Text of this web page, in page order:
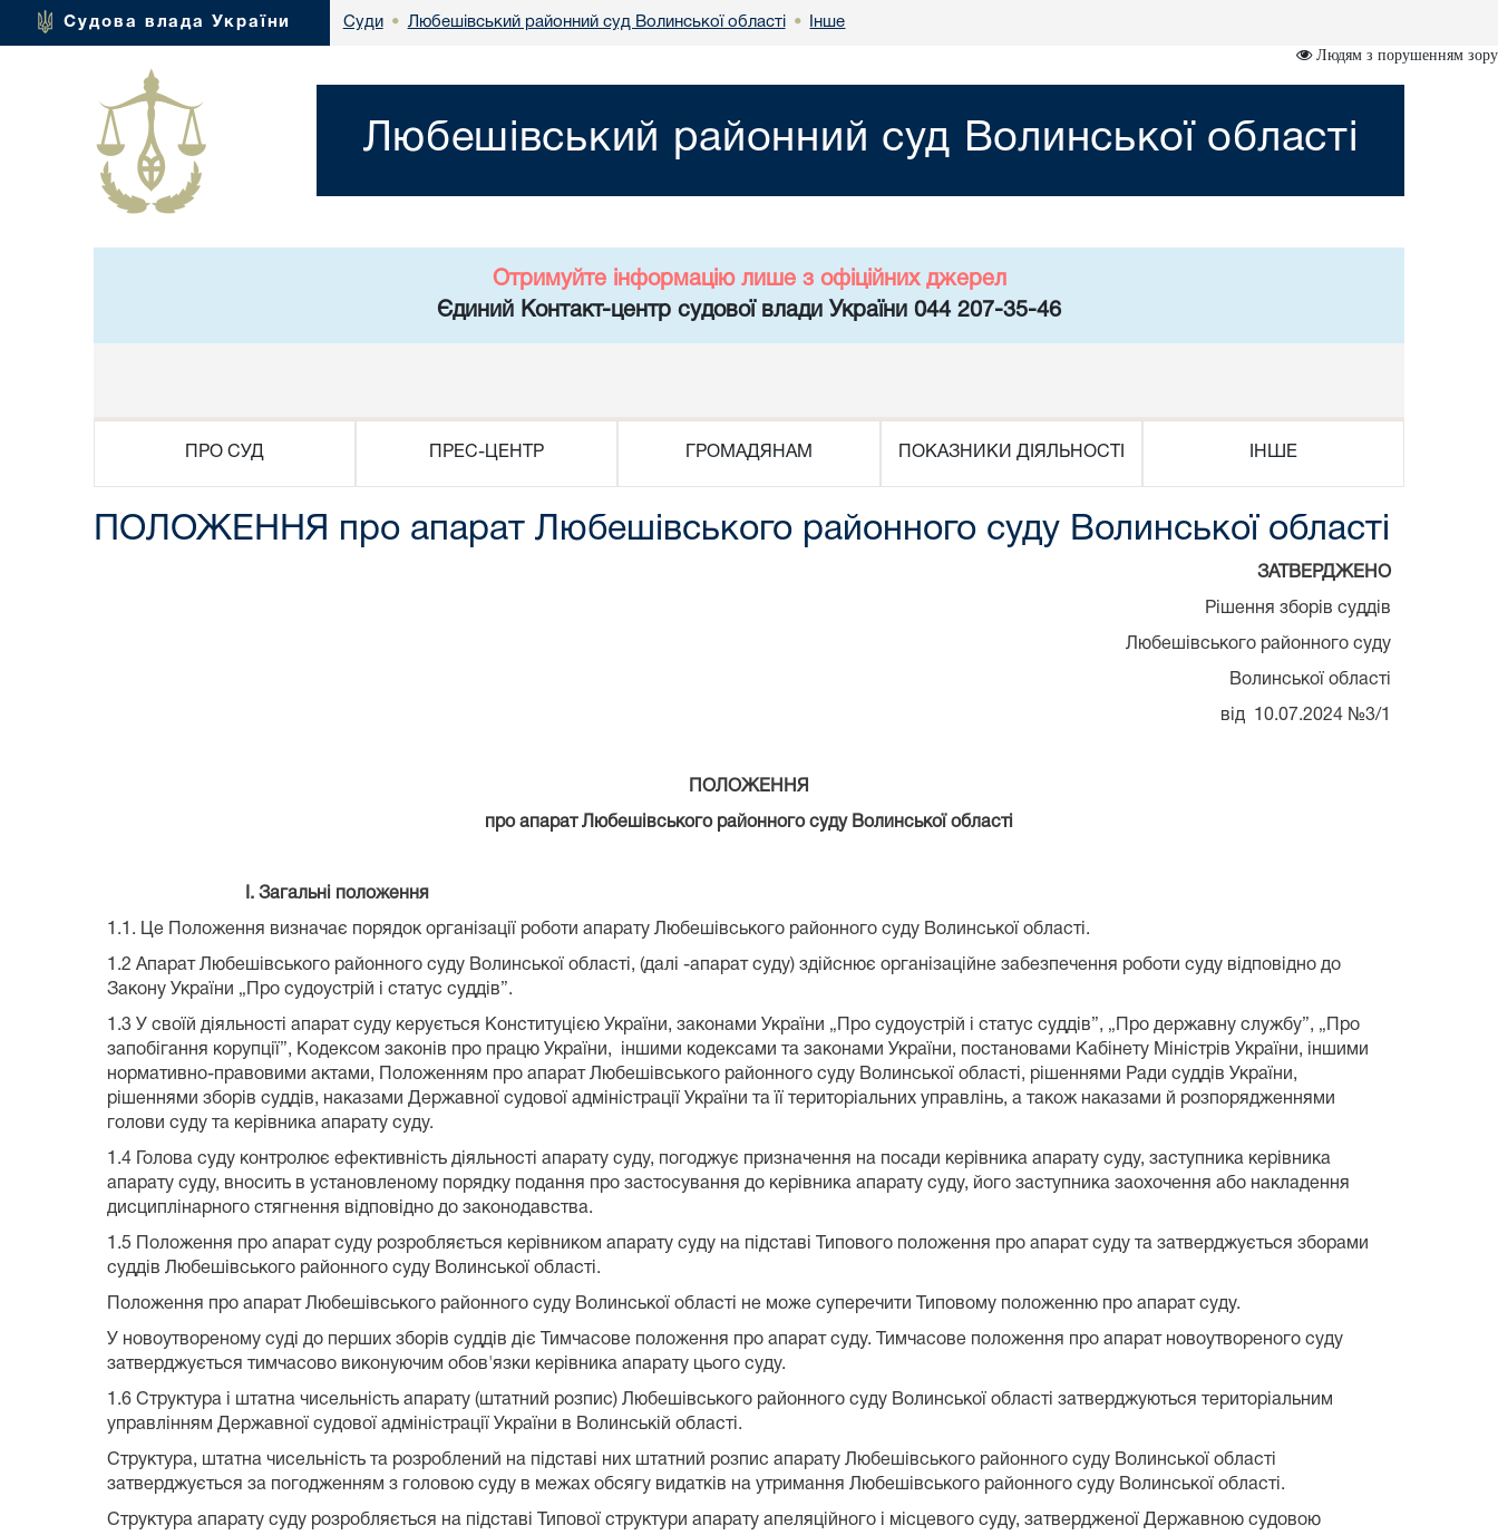
Судова влада України Суди • Любешівський районний суд Волинської області • Інше
Людям з порушенням зору
Любешівський районний суд Волинської області
Отримуйте інформацію лише з офіційних джерел
Єдиний Контакт-центр судової влади України 044 207-35-46
ПРО СУД ПРЕС-ЦЕНТР ГРОМАДЯНАМ ПОКАЗНИКИ ДІЯЛЬНОСТІ ІНШЕ
ПОЛОЖЕННЯ про апарат Любешівського районного суду Волинської області
ЗАТВЕРДЖЕНО
Рішення зборів суддів
Любешівського районного суду
Волинської області
від 10.07.2024 №3/1
ПОЛОЖЕННЯ
про апарат Любешівського районного суду Волинської області
І. Загальні положення
1.1. Це Положення визначає порядок організації роботи апарату Любешівського районного суду Волинської області.
1.2 Апарат Любешівського районного суду Волинської області, (далі -апарат суду) здійснює організаційне забезпечення роботи суду відповідно до
Закону України „Про судоустрій і статус суддів”.
1.3 У своїй діяльності апарат суду керується Конституцією України, законами України „Про судоустрій і статус суддів”, „Про державну службу”, „Про
запобігання корупції”, Кодексом законів про працю України, іншими кодексами та законами України, постановами Кабінету Міністрів України, іншими
нормативно-правовими актами, Положенням про апарат Любешівського районного суду Волинської області, рішеннями Ради суддів України,
рішеннями зборів суддів, наказами Державної судової адміністрації України та її територіальних управлінь, а також наказами й розпорядженнями
голови суду та керівника апарату суду.
1.4 Голова суду контролює ефективність діяльності апарату суду, погоджує призначення на посади керівника апарату суду, заступника керівника
апарату суду, вносить в установленому порядку подання про застосування до керівника апарату суду, його заступника заохочення або накладення
дисциплінарного стягнення відповідно до законодавства.
1.5 Положення про апарат суду розробляється керівником апарату суду на підставі Типового положення про апарат суду та затверджується зборами
суддів Любешівського районного суду Волинської області.
Положення про апарат Любешівського районного суду Волинської області не може суперечити Типовому положенню про апарат суду.
У новоутвореному суді до перших зборів суддів діє Тимчасове положення про апарат суду. Тимчасове положення про апарат новоутвореного суду
затверджується тимчасово виконуючим обов'язки керівника апарату цього суду.
1.6 Структура і штатна чисельність апарату (штатний розпис) Любешівського районного суду Волинської області затверджуються територіальним
управлінням Державної судової адміністрації України в Волинській області.
Структура, штатна чисельність та розроблений на підставі них штатний розпис апарату Любешівського районного суду Волинської області
затверджується за погодженням з головою суду в межах обсягу видатків на утримання Любешівського районного суду Волинської області.
Структура апарату суду розробляється на підставі Типової структури апарату апеляційного і місцевого суду, затвердженої Державною судовою